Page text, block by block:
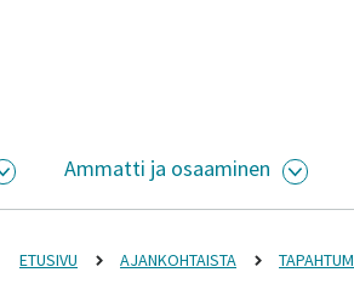
AVAA ALASIVUJEN VALIKKO
Ammatti ja osaaminen
AVAA
ETUSIVU AJANKOHTAISTA